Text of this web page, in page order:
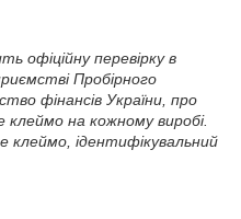
офіційну перевірку в
Пробірного
фінансів України, про
клеймо на кожному виробі.
клеймо, ідентифікувальний